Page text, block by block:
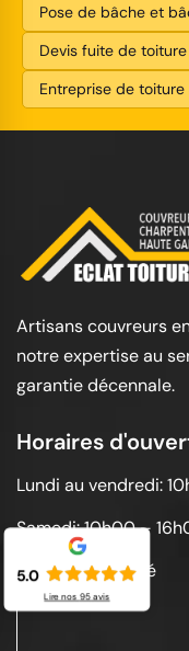
Pose de bâche et
Devis fuite de
Entreprise de toiture
Artisans couvreurs
notre expertise au
garantie décennale.
Horaires
Lundi au vendredi:
Samedi: 10h00 –
Dimanche: Fermé
5.0
Lire nos 95avis